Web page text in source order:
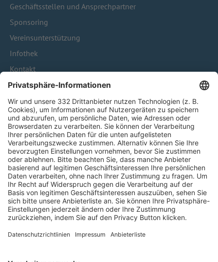
Geschäftsstellen und Ansprechpartner
Sponsoring
Vereinsunterstützung
Infothek
Kontakt
HÄUFIG BESUCHTE SEITEN
Pässe und Vereinswechsel
Trainerausbildung
Schulungsangebot Vereinsmitarbeiter
BFV-Geschäftsstellen
Trainerbörse
Login SpielPlus
FOLGE DEM BFV